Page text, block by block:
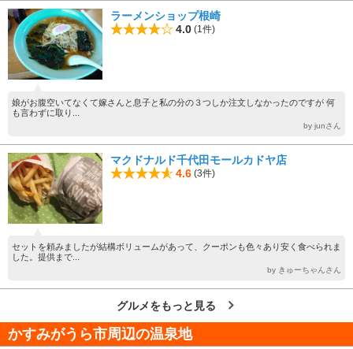
ラーメンショップ根崎
4.0 (1件)
娘がお腹空いてなくて嫁さんと息子と私の分の３つしか注文しなかったのですが 何
も言わずに取り...
by junさん
マクドナルド千代田モールカドヤ店
4.6 (3件)
セットを頼みましたが結構ボリュームがあって、クーポンも色々あり安く食べられま
した。提供まで...
by きゅーちゃんさん
グルメをもっと見る
かすみがうら市周辺の温泉地